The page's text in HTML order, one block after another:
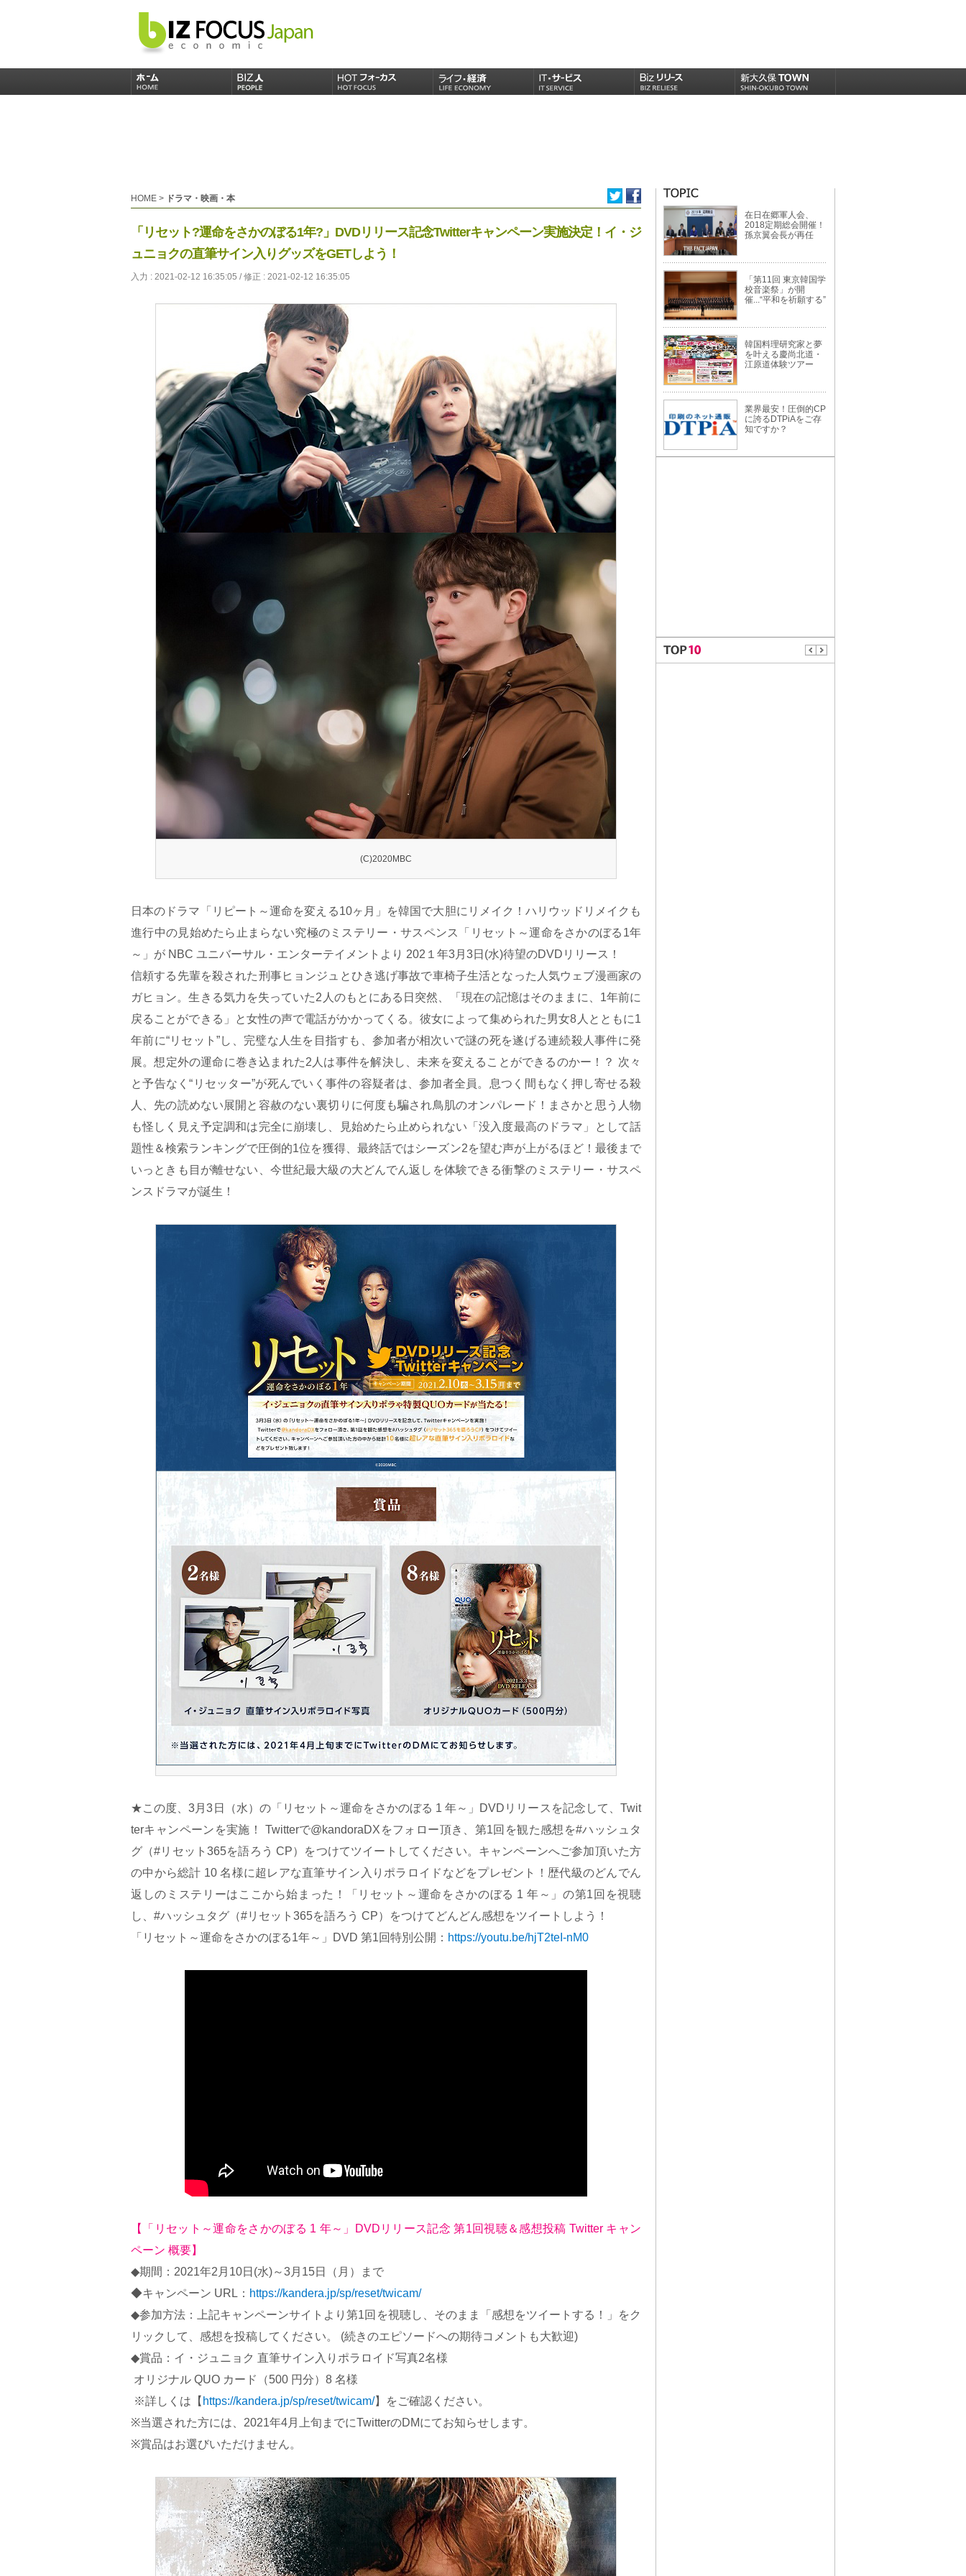
HOME > ドラマ・映画・本
「リセット?運命をさかのぼる1年?」DVDリリース記念Twitterキャンペーン実施決定！イ・ジ
ュニョクの直筆サイン入りグッズをGETしよう！
入力 : 2021-02-12 16:35:05 / 修正 : 2021-02-12 16:35:05
(C)2020MBC
日本のドラマ「リピート～運命を変える10ヶ月」を韓国で大胆にリメイク！ハリウッドリメイクも
進行中の見始めたら止まらない究極のミステリー・サスペンス「リセット～運命をさかのぼる1年
～」が NBC ユニバーサル・エンターテイメントより 202１年3月3日(水)待望のDVDリリース！
信頼する先輩を殺された刑事ヒョンジュとひき逃げ事故で車椅子生活となった人気ウェブ漫画家の
ガヒョン。生きる気力を失っていた2人のもとにある日突然、「現在の記憶はそのままに、1年前に
戻ることができる」と女性の声で電話がかかってくる。彼女によって集められた男女8人とともに1
年前に“リセット”し、完璧な人生を目指すも、参加者が相次いで謎の死を遂げる連続殺人事件に発
展。想定外の運命に巻き込まれた2人は事件を解決し、未来を変えることができるのかー！？ 次々
と予告なく“リセッター”が死んでいく事件の容疑者は、参加者全員。息つく間もなく押し寄せる殺
人、先の読めない展開と容赦のない裏切りに何度も騙され鳥肌のオンパレード！まさかと思う人物
も怪しく見え予定調和は完全に崩壊し、見始めたら止められない「没入度最高のドラマ」として話
題性＆検索ランキングで圧倒的1位を獲得、最終話ではシーズン2を望む声が上がるほど！最後まで
いっときも目が離せない、今世紀最大級の大どんでん返しを体験できる衝撃のミステリー・サスペ
ンスドラマが誕生！
★この度、3月3日（水）の「リセット～運命をさかのぼる 1 年～」DVDリリースを記念して、Twit
terキャンペーンを実施！ Twitterで@kandoraDXをフォロー頂き、第1回を観た感想を#ハッシュタ
グ（#リセット365を語ろう CP）をつけてツイートしてください。キャンペーンへご参加頂いた方
の中から総計 10 名様に超レアな直筆サイン入りポラロイドなどをプレゼント！歴代級のどんでん
返しのミステリーはここから始まった！「リセット～運命をさかのぼる 1 年～」の第1回を視聴
し、#ハッシュタグ（#リセット365を語ろう CP）をつけてどんどん感想をツイートしよう！
「リセット～運命をさかのぼる1年～」DVD 第1回特別公開： https://youtu.be/hjT2teI-nM0
【「リセット～運命をさかのぼる 1 年～」DVDリリース記念 第1回視聴＆感想投稿 Twitter キャン
ペーン 概要】
◆期間：2021年2月10日(水)～3月15日（月）まで
◆キャンペーン URL： https://kandera.jp/sp/reset/twicam/
◆参加方法：上記キャンペーンサイトより第1回を視聴し、そのまま「感想をツイートする！」をク
リックして、感想を投稿してください。 (続きのエピソードへの期待コメントも大歓迎)
◆賞品：イ・ジュニョク 直筆サイン入りポラロイド写真2名様
オリジナル QUO カード（500 円分）8 名様
※詳しくは【 https://kandera.jp/sp/reset/twicam/】をご確認ください。
※当選された方には、2021年4月上旬までにTwitterのDMにてお知らせします。
※賞品はお選びいただけません。
在日在郷軍人会、
2018定期総会開催！
孫京翼会長が再任
「第11回 東京韓国学
校音楽祭」が開
催...“平和を祈願する”
韓国料理研究家と夢
を叶える慶尚北道・
江原道体験ツアー
業界最安！圧倒的CP
に誇るDTPiAをご存
知ですか？